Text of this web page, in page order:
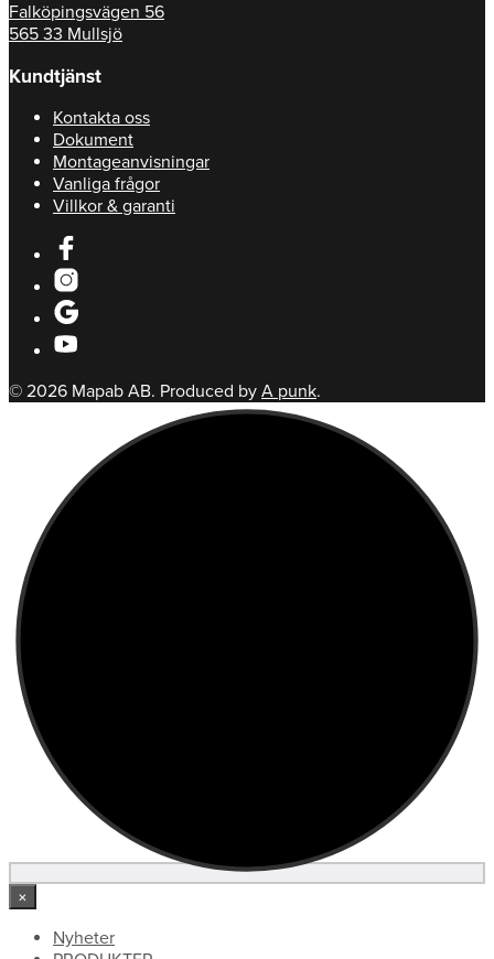
Falköpingsvägen 56
565 33 Mullsjö
Kundtjänst
Kontakta oss
Dokument
Montageanvisningar
Vanliga frågor
Villkor & garanti
© 2026 Mapab AB. Produced by A punk.
×
Nyheter